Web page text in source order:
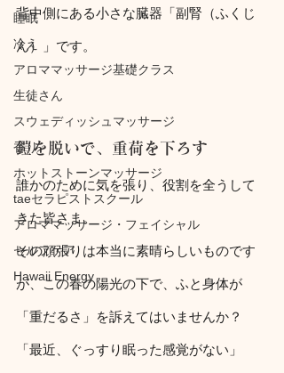
睡眠
冷え
アロママッサージ基礎クラス
生徒さん
スウェディッシュマッサージ
香り
ホットストーンマッサージ
taeセラピストスクール
アロママッサージ・フェイシャル
セルフケア
Hawaii Energy
背中側にある小さな臓器「副腎（ふくじ
ん）」です。
鎧を脱いで、重荷を下ろす
誰かのために気を張り、役割を全うして
きた皆さま。
その頑張りは本当に素晴らしいものです
が、この春の陽光の下で、ふと身体が
「重だるさ」を訴えてはいませんか？
「最近、ぐっすり眠った感覚がない」